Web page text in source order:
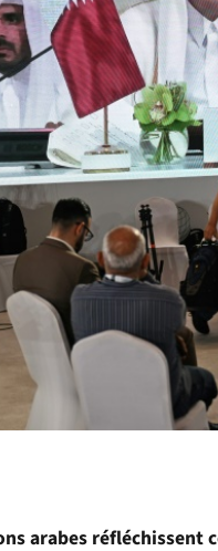
arabes réfléchissent